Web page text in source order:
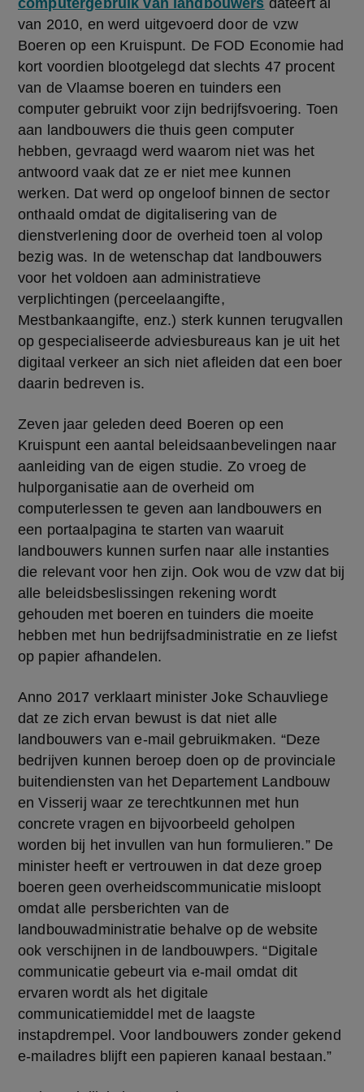
van 2010, en werd uitgevoerd door de vzw
Boeren op een Kruispunt. De FOD Economie had
kort voordien blootgelegd dat slechts 47 procent
van de Vlaamse boeren en tuinders een
computer gebruikt voor zijn bedrijfsvoering. Toen
aan landbouwers die thuis geen computer
hebben, gevraagd werd waarom niet was het
antwoord vaak dat ze er niet mee kunnen
werken. Dat werd op ongeloof binnen de sector
onthaald omdat de digitalisering van de
dienstverlening door de overheid toen al volop
bezig was. In de wetenschap dat landbouwers
voor het voldoen aan administratieve
verplichtingen (perceelaangifte,
Mestbankaangifte, enz.) sterk kunnen terugvallen
op gespecialiseerde adviesbureaus kan je uit het
digitaal verkeer an sich niet afleiden dat een boer
daarin bedreven is.
Zeven jaar geleden deed Boeren op een
Kruispunt een aantal beleidsaanbevelingen naar
aanleiding van de eigen studie. Zo vroeg de
hulporganisatie aan de overheid om
computerlessen te geven aan landbouwers en
een portaalpagina te starten van waaruit
landbouwers kunnen surfen naar alle instanties
die relevant voor hen zijn. Ook wou de vzw dat bij
alle beleidsbeslissingen rekening wordt
gehouden met boeren en tuinders die moeite
hebben met hun bedrijfsadministratie en ze liefst
op papier afhandelen.
Anno 2017 verklaart minister Joke Schauvliege
dat ze zich ervan bewust is dat niet alle
landbouwers van e-mail gebruikmaken. “Deze
bedrijven kunnen beroep doen op de provinciale
buitendiensten van het Departement Landbouw
en Visserij waar ze terechtkunnen met hun
concrete vragen en bijvoorbeeld geholpen
worden bij het invullen van hun formulieren.” De
minister heeft er vertrouwen in dat deze groep
boeren geen overheidscommunicatie misloopt
omdat alle persberichten van de
landbouwadministratie behalve op de website
ook verschijnen in de landbouwpers. “Digitale
communicatie gebeurt via e-mail omdat dit
ervaren wordt als het digitale
communicatiemiddel met de laagste
instapdrempel. Voor landbouwers zonder gekend
e-mailadres blijft een papieren kanaal bestaan.”